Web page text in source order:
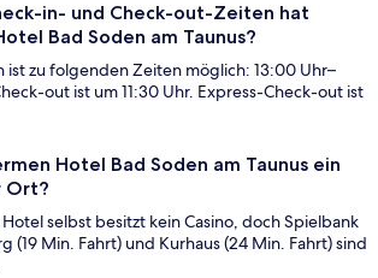
in- und Check-out-Zeiten hat
Bad Soden am Taunus?
ist zu folgenden Zeiten möglich: 13:00 Uhr–
out ist um 11:30 Uhr. Express-Check-out ist
Hotel Bad Soden am Taunus ein
Ort?
selbst besitzt kein Casino, doch Spielbank
(19 Min. Fahrt) und Kurhaus (24 Min. Fahrt) sind